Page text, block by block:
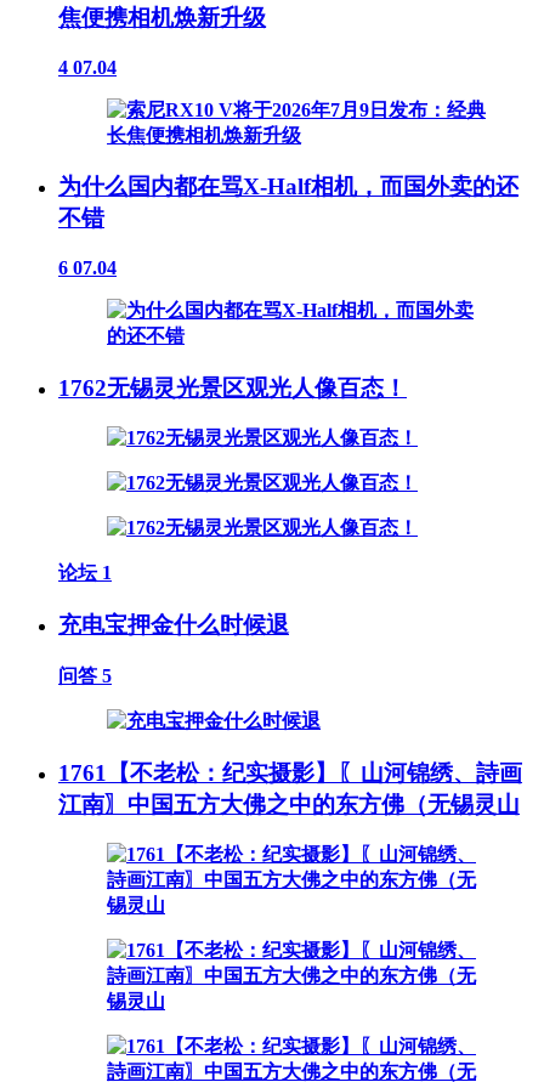
焦便携相机焕新升级
4 07.04
为什么国内都在骂X-Half相机，而国外卖的还
不错
6 07.04
1762无锡灵光景区观光人像百态！
论坛 1
充电宝押金什么时候退
问答 5
1761【不老松：纪实摄影】〖山河锦绣、詩画
江南〗中国五方大佛之中的东方佛（无锡灵山